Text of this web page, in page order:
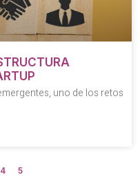
uno de los retos
4 5